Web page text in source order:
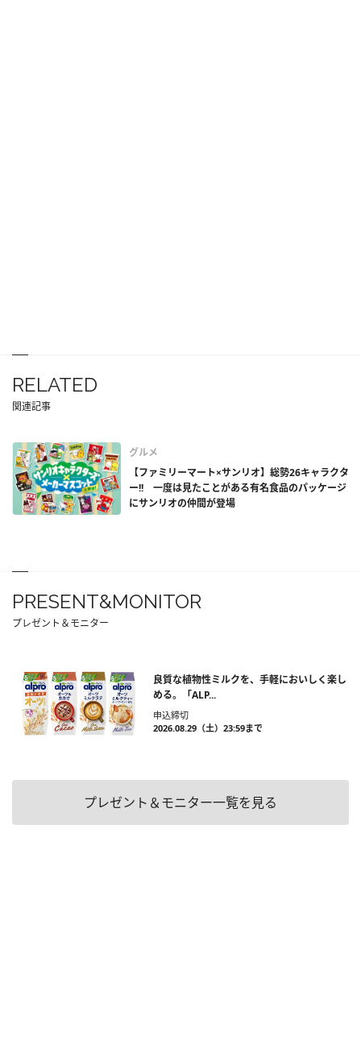
RELATED
関連記事
グルメ
【ファミリーマート×サンリオ】総勢26キャラクタ
ー!! 一度は見たことがある有名食品のパッケージ
にサンリオの仲間が登場
PRESENT&MONITOR
プレゼント＆モニター
良質な植物性ミルクを、手軽においしく楽し
める。「ALP...
申込締切
2026.08.29（土）23:59まで
プレゼント＆モニター一覧を見る